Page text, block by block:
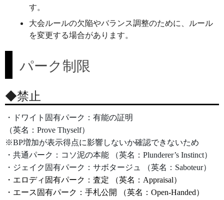
す。
大会ルールの欠陥やバランス調整のために、ルール
を変更する場合があります。
パーク制限
◆禁止
・ドワイト固有パーク：有能の証明
（英名：Prove Thyself）
※BP増加が表示得点に影響しないか確認できないため
・共通パーク：コソ泥の本能 （英名：Plunderer’s Instinct）
・ジェイク固有パーク：サボタージュ （英名：Saboteur）
・エロディ固有パーク：査定 （英名：Appraisal）
・エース固有パーク：手札公開 （英名：Open-Handed）